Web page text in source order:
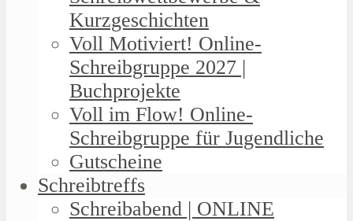
Kurzgeschichten
Voll Motiviert! Online-
Schreibgruppe 2027 |
Buchprojekte
Voll im Flow! Online-
Schreibgruppe für Jugendliche
Gutscheine
Schreibtreffs
Schreibabend | ONLINE